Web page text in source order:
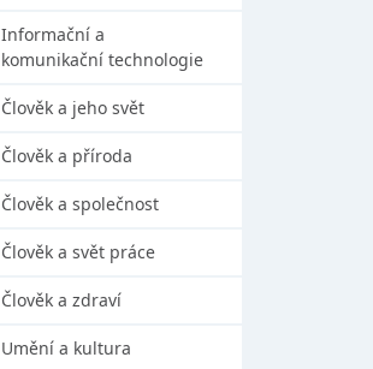
Informační a
komunikační technologie
Člověk a jeho svět
Člověk a příroda
Člověk a společnost
Člověk a svět práce
Člověk a zdraví
Umění a kultura